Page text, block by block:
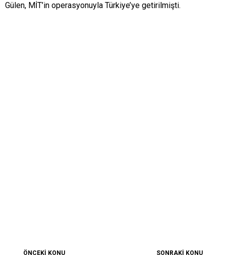
Gülen, MİT’in operasyonuyla Türkiye’ye getirilmişti.
ÖNCEKİ KONU SONRAKİ KONU